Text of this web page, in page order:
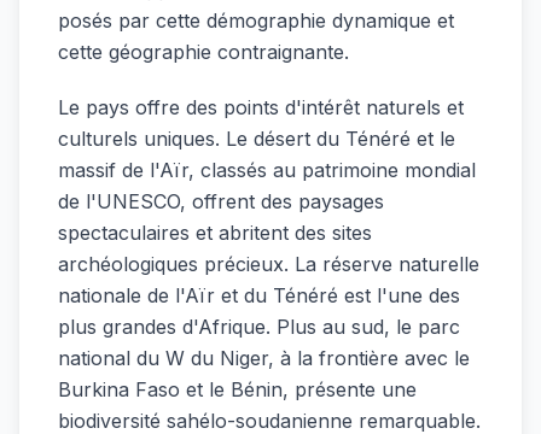
posés par cette démographie dynamique et
cette géographie contraignante.
Le pays offre des points d'intérêt naturels et
culturels uniques. Le désert du Ténéré et le
massif de l'Aïr, classés au patrimoine mondial
de l'UNESCO, offrent des paysages
spectaculaires et abritent des sites
archéologiques précieux. La réserve naturelle
nationale de l'Aïr et du Ténéré est l'une des
plus grandes d'Afrique. Plus au sud, le parc
national du W du Niger, à la frontière avec le
Burkina Faso et le Bénin, présente une
biodiversité sahélo-soudanienne remarquable.